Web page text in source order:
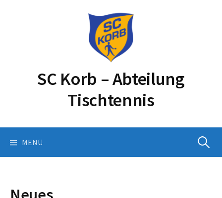
SC Korb – Abteilung
Tischtennis
MENÜ Suchen